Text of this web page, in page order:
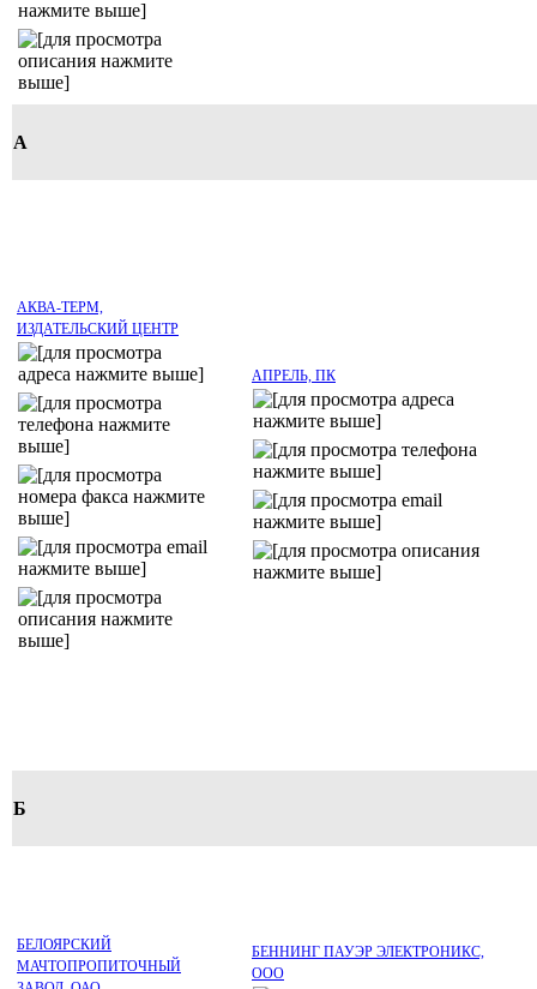
А
АКВА-ТЕРМ,
ИЗДАТЕЛЬСКИЙ ЦЕНТР
АПРЕЛЬ, ПК
Б
БЕЛОЯРСКИЙ
МАЧТОПРОПИТОЧНЫЙ
БЕННИНГ ПАУЭР ЭЛЕКТРОНИКС,
ООО